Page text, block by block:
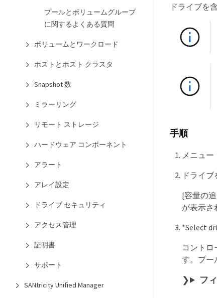
プールとボリュームグループ
に関するよくある質問
ボリュームとワークロード
ホストとホスト クラスタ
Snapshot 数
ミラーリング
リモート ストレージ
ハードウェア コンポーネント
アラート
アレイ設定
ドライブ セキュリティ
アクセス管理
証明書
サポート
SANtricity Unified Manager
ドライブを
手順
メニュー
ドライ
[容量の
が表示さ
*Select
コント
す。プー
フ